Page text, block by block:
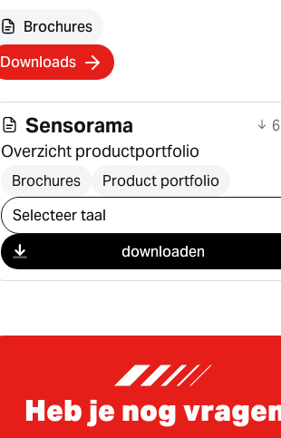
Brochures
Downloads
Sensorama
Overzicht productportfolio
Brochures Product portfolio
Selecteer download
downloaden
Heb je nog